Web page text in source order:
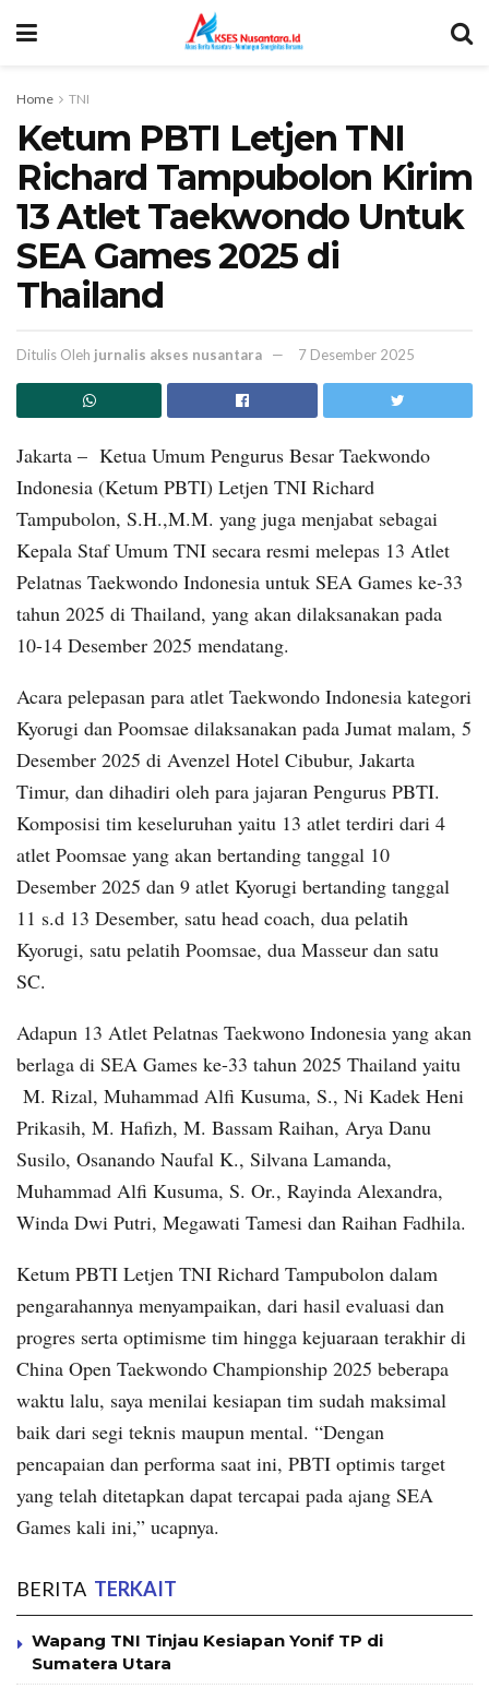
Home TNI
Ketum PBTI Letjen TNI
Richard Tampubolon Kirim
13 Atlet Taekwondo Untuk
SEA Games 2025 di
Thailand
Ditulis Oleh jurnalis akses nusantara 7 Desember 2025
Jakarta – Ketua Umum Pengurus Besar Taekwondo
Indonesia (Ketum PBTI) Letjen TNI Richard
Tampubolon, S.H.,M.M. yang juga menjabat sebagai
Kepala Staf Umum TNI secara resmi melepas 13 Atlet
Pelatnas Taekwondo Indonesia untuk SEA Games ke-33
tahun 2025 di Thailand, yang akan dilaksanakan pada
10-14 Desember 2025 mendatang.
Acara pelepasan para atlet Taekwondo Indonesia kategori
Kyorugi dan Poomsae dilaksanakan pada Jumat malam, 5
Desember 2025 di Avenzel Hotel Cibubur, Jakarta
Timur, dan dihadiri oleh para jajaran Pengurus PBTI.
Komposisi tim keseluruhan yaitu 13 atlet terdiri dari 4
atlet Poomsae yang akan bertanding tanggal 10
Desember 2025 dan 9 atlet Kyorugi bertanding tanggal
11 s.d 13 Desember, satu head coach, dua pelatih
Kyorugi, satu pelatih Poomsae, dua Masseur dan satu
SC.
Adapun 13 Atlet Pelatnas Taekwono Indonesia yang akan
berlaga di SEA Games ke-33 tahun 2025 Thailand yaitu
M. Rizal, Muhammad Alfi Kusuma, S., Ni Kadek Heni
Prikasih, M. Hafizh, M. Bassam Raihan, Arya Danu
Susilo, Osanando Naufal K., Silvana Lamanda,
Muhammad Alfi Kusuma, S. Or., Rayinda Alexandra,
Winda Dwi Putri, Megawati Tamesi dan Raihan Fadhila.
Ketum PBTI Letjen TNI Richard Tampubolon dalam
pengarahannya menyampaikan, dari hasil evaluasi dan
progres serta optimisme tim hingga kejuaraan terakhir di
China Open Taekwondo Championship 2025 beberapa
waktu lalu, saya menilai kesiapan tim sudah maksimal
baik dari segi teknis maupun mental. “Dengan
pencapaian dan performa saat ini, PBTI optimis target
yang telah ditetapkan dapat tercapai pada ajang SEA
Games kali ini,” ucapnya.
BERITA TERKAIT
Wapang TNI Tinjau Kesiapan Yonif TP di
Sumatera Utara